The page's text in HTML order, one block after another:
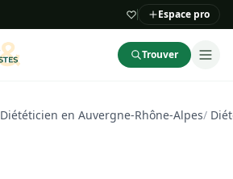
Espace pro
Trouver
Diététicien en Auvergne-Rhône-Alpes/